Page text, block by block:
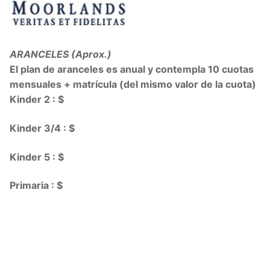
ARANCELES (Aprox.)
El plan de aranceles es anual y contempla 10 cuotas
mensuales + matrícula (del mismo valor de la cuota)
Kinder 2 : $
Kinder 3/4 : $
Kinder 5 : $
Primaria : $